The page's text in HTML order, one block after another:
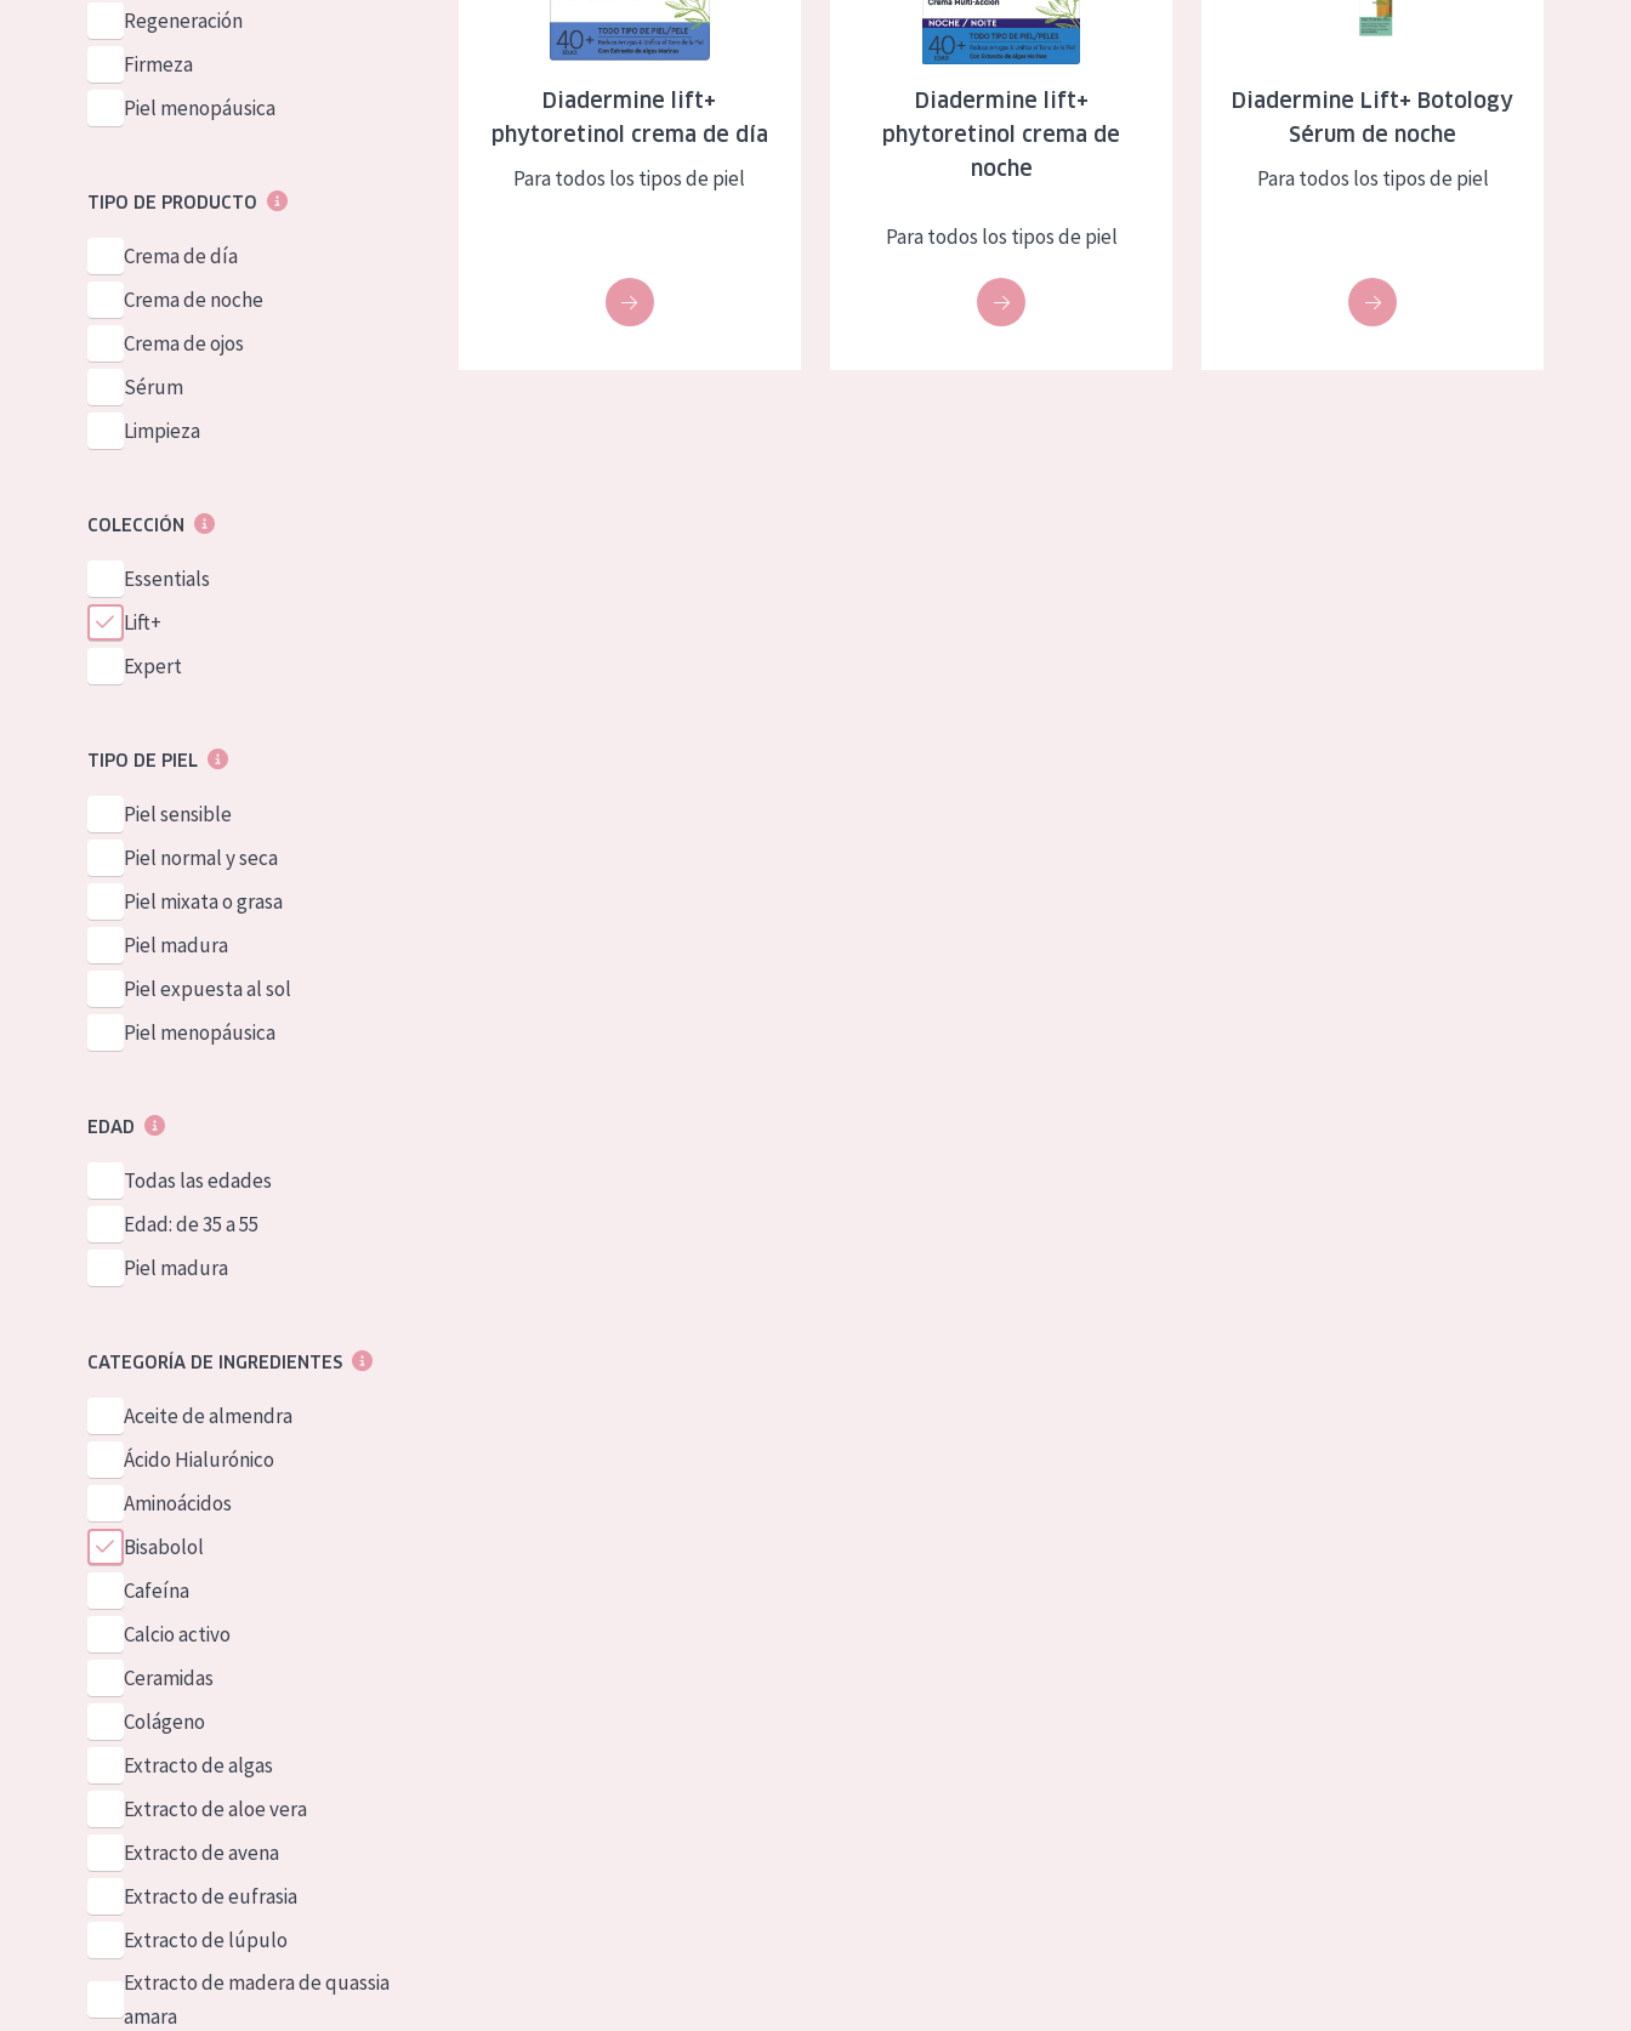
Piel normal y seca
Piel mixata o grasa
Piel expuesta al sol
Edad: de 35 a 55
Piel madura
German
Spanish
Greek
Regeneración
Firmeza
Piel menopáusica
TIPO DE PRODUCTO
Crema de día
Crema de noche
Crema de ojos
Sérum
Limpieza
COLECCIÓN
Essentials
Lift+
Expert
TIPO DE PIEL
Piel sensible
Piel normal y seca
Piel mixata o grasa
Piel madura
Piel expuesta al sol
Piel menopáusica
EDAD
Todas las edades
Edad: de 35 a 55
Piel madura
CATEGORÍA DE INGREDIENTES
Aceite de almendra
Ácido Hialurónico
Aminoácidos
Bisabolol
Cafeína
Calcio activo
Ceramidas
Colágeno
Extracto de algas
Extracto de aloe vera
Extracto de avena
Extracto de eufrasia
Extracto de lúpulo
Extracto de madera de quassia
amara
Diadermine lift+
phytoretinol crema de día
Para todos los tipos de piel
Diadermine lift+
phytoretinol crema de
noche
Para todos los tipos de piel
Diadermine Lift+ Botology
Sérum de noche
Para todos los tipos de piel